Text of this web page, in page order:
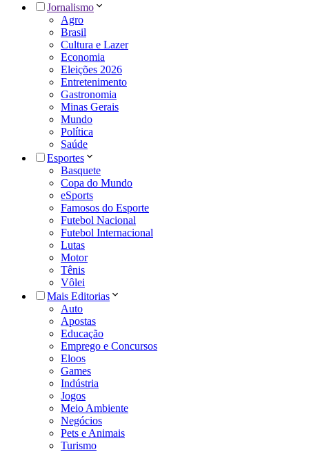
Jornalismo
Agro
Brasil
Cultura e Lazer
Economia
Eleições 2026
Entretenimento
Gastronomia
Minas Gerais
Mundo
Política
Saúde
Esportes
Basquete
Copa do Mundo
eSports
Famosos do Esporte
Futebol Nacional
Futebol Internacional
Lutas
Motor
Tênis
Vôlei
Mais Editorias
Auto
Apostas
Educação
Emprego e Concursos
Eloos
Games
Indústria
Jogos
Meio Ambiente
Negócios
Pets e Animais
Turismo